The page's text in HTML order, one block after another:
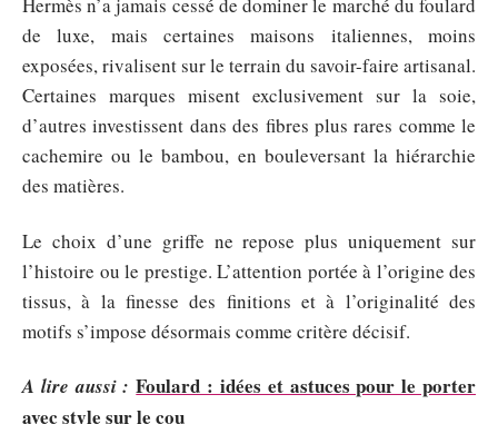
de luxe, mais certaines maisons italiennes, moins
exposées, rivalisent sur le terrain du savoir-faire artisanal.
Certaines marques misent exclusivement sur la soie,
d’autres investissent dans des fibres plus rares comme le
cachemire ou le bambou, en bouleversant la hiérarchie
des matières.
Le choix d’une griffe ne repose plus uniquement sur
l’histoire ou le prestige. L’attention portée à l’origine des
tissus, à la finesse des finitions et à l’originalité des
motifs s’impose désormais comme critère décisif.
A lire aussi : Foulard : idées et astuces pour le porter
avec style sur le cou